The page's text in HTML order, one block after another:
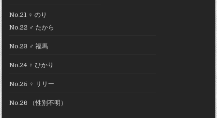
No.21 ♀ のり
No.22 ♂ たから
No.23 ♂ 福馬
No.24 ♀ ひかり
No.25 ♀ リリー
No.26 （性別不明）